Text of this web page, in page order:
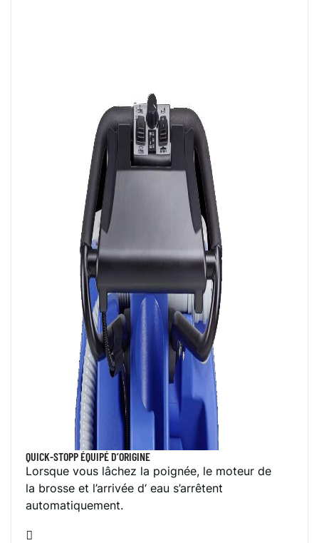
QUICK-STOPP ÉQUIPÉ D’ORIGINE
Lorsque vous lâchez la poignée, le moteur de
la brosse et l’arrivée d‘ eau s’arrêtent
automatiquement.